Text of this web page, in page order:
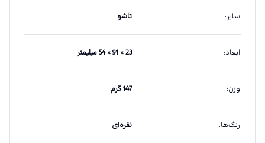
سایر: تاشو
ابعاد: 23 × 91 × 54 میلیمتر
وزن: 147 گرم
رنگ‌ها: نقره‌ای